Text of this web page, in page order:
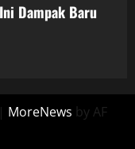
Dampak Baru
| MoreNews by AF